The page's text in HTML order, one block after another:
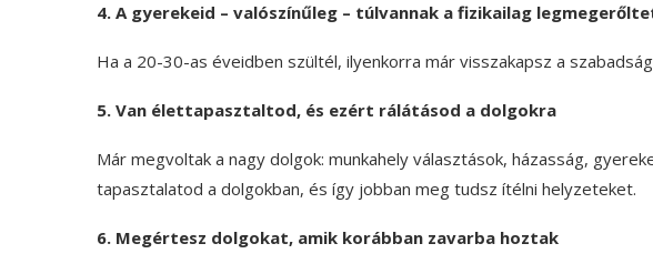
4. A gyerekeid – valószínűleg – túlvannak a fizikailag
Ha a 20-30-as éveidben szültél, ilyenkorra már visszakapsz a
5. Van élettapasztaltod, és ezért rálátásod a dolgokra
Már megvoltak a nagy dolgok: munkahely választások, házasság,
tapasztalatod a dolgokban, és így jobban meg tudsz ítélni helyzeteket.
6. Megértesz dolgokat, amik korábban zavarba hoztak